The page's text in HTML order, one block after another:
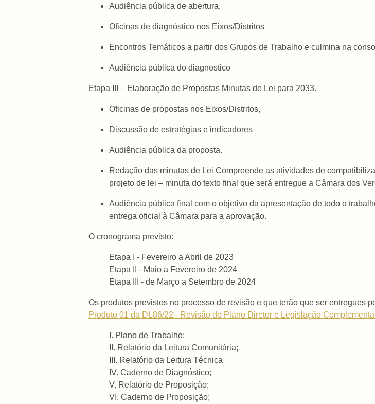
Audiência pública de abertura,
Oficinas de diagnóstico nos Eixos/Distritos
Encontros Temáticos a partir dos Grupos de Trabalho e culmina na
Audiência pública do diagnostico
Etapa III – Elaboração de Propostas Minutas de Lei para 2033.
Oficinas de propostas nos Eixos/Distritos,
Discussão de estratégias e indicadores
Audiência pública da proposta.
Redação das minutas de Lei Compreende as atividades de
projeto de lei – minuta do texto final que será entregue a Câmara dos
Audiência pública final com o objetivo da apresentação de todo o
entrega oficial à Câmara para a aprovação.
O cronograma previsto:
Etapa I - Fevereiro a Abril de 2023
Etapa II - Maio a Fevereiro de 2024
Etapa III - de Março a Setembro de 2024
Os produtos previstos no processo de revisão e que terão que ser entregues
Produto 01 da DL86/22 - Revisão do Plano Diretor e Legislação
I. Plano de Trabalho;
II. Relatório da Leitura Comunitária;
III. Relatório da Leitura Técnica
IV. Caderno de Diagnóstico;
V. Relatório de Proposição;
VI. Caderno de Proposição;